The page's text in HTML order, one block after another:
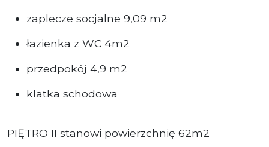
zaplecze socjalne 9,09 m2
łazienka z WC 4m2
przedpokój 4,9 m2
klatka schodowa
PIĘTRO II stanowi powierzchnię 62m2